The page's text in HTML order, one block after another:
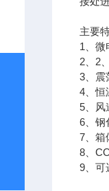
主要
1、微
2、2
3、震
4、恒
5、风
6、钢
7、箱
8、
9、可